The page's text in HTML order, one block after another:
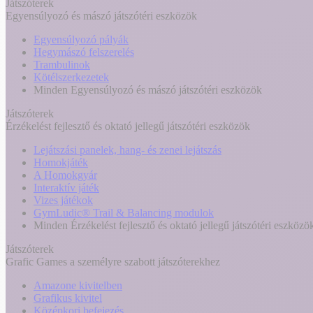
Játszóterek
Egyensúlyozó és mászó játszótéri eszközök
Egyensúlyozó pályák
Hegymászó felszerelés
Trambulinok
Kötélszerkezetek
Minden Egyensúlyozó és mászó játszótéri eszközök
Játszóterek
Érzékelést fejlesztő és oktató jellegű játszótéri eszközök
Lejátszási panelek, hang- és zenei lejátszás
Homokjáték
A Homokgyár
Interaktív játék
Vizes játékok
GymLudic® Trail & Balancing modulok
Minden Érzékelést fejlesztő és oktató jellegű játszótéri
Játszóterek
Grafic Games a személyre szabott játszóterekhez
Amazone kivitelben
Grafikus kivitel
Középkori befejezés